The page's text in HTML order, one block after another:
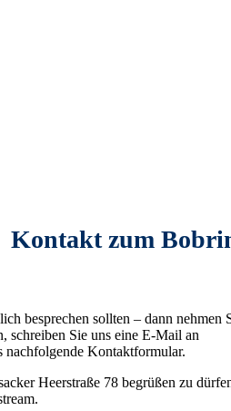
Kontakt zum
besprechen sollten – dann nehmen
schreiben Sie uns eine E-Mail an
nachfolgende Kontaktformular.
Heerstraße 78 begrüßen zu